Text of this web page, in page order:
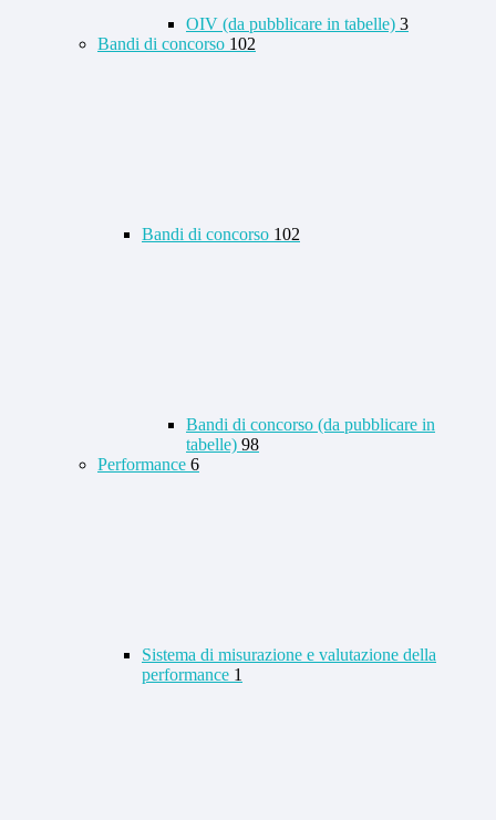
OIV (da pubblicare in tabelle) 3
Bandi di concorso 102
Bandi di concorso 102
Bandi di concorso (da pubblicare in
tabelle) 98
Performance 6
Sistema di misurazione e valutazione della
performance 1